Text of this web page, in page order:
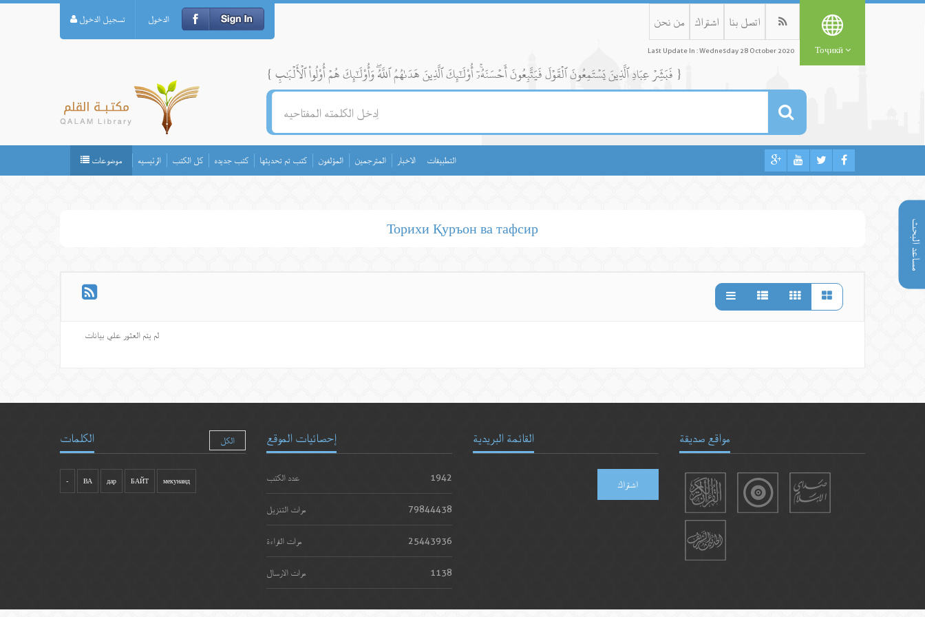
مساعد البحث
تسجيل الدخول الدخول من نحن اشتراك اتصل بنا
Last Update In : Wednesday 28 October 2020 Тоҷикӣ
{ فَبَشِّرۡ عِبَادِ ٱلَّذِينَ يَسۡتَمِعُونَ ٱلۡقَوۡلَ فَيَتَّبِعُونَ أَحۡسَنَهُۥٓۚ أُوْلَٰٓئِكَ ٱلَّذِينَ هَدَىٰهُمُ ٱللَّهُۖ وَأُوْلَٰٓئِكَ هُمۡ أُوْلُواْ ٱلۡأَلۡبَٰبِ }
موضوعات الرئيسيه كل الكتب كتب جديده كتب تم تحديثها المؤلفون المترجمين الاخبار التطبيقات
Торихи Қуръон ва тафсир
لم يتم العثور علي بيانات
الكلمات الكل
- ВА дар БАЙТ мекунанд
إحصائيات الموقع
عدد الكتب 1942
مرات التنزيل 79844438
مرات القراءة 25443936
مرات الارسال 1138
القائمة البريدية
اشتراك
مواقع صديقة